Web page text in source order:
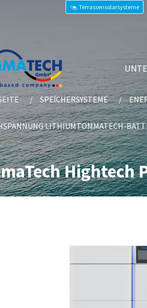
Terrassensolarsysteme
SPEİCHERSYSTEME
LITHIUMTOMMATECH-
Hightech